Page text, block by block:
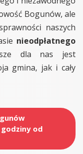
Bogunów, ale
naszych
nieodpłatnego
dla nas jest
gmina, jak i cały
od